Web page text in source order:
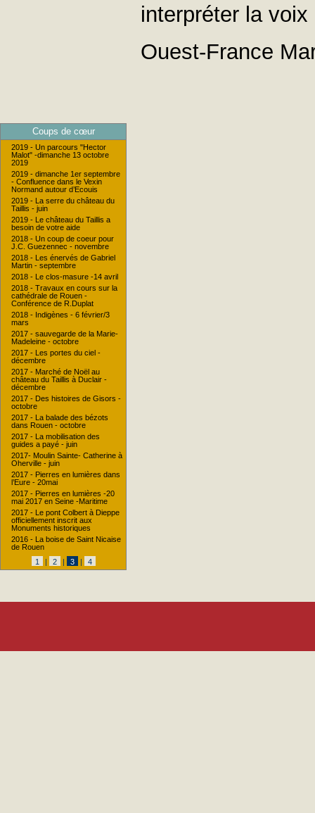
interpréter la
Ouest-France
Coups de cœur
2019 - Un parcours "Hector
Malot" -dimanche 13 octobre
2019
2019 - dimanche 1er septembre
- Confluence dans le Vexin
Normand autour d’Ecouis
2019 - La serre du château du
Taillis - juin
2019 - Le château du Taillis a
besoin de votre aide
2018 - Un coup de coeur pour
J.C. Guezennec - novembre
2018 - Les énervés de Gabriel
Martin - septembre
2018 - Le clos-masure -14 avril
2018 - Travaux en cours sur la
cathédrale de Rouen -
Conférence de R.Duplat
2018 - Indigènes - 6 février/3
mars
2017 - sauvegarde de la Marie-
Madeleine - octobre
2017 - Les portes du ciel -
décembre
2017 - Marché de Noël au
château du Taillis à Duclair -
décembre
2017 - Des histoires de Gisors -
octobre
2017 - La balade des bézots
dans Rouen - octobre
2017 - La mobilisation des
guides a payé - juin
2017- Moulin Sainte- Catherine à
Oherville - juin
2017 - Pierres en lumières dans
l’Eure - 20mai
2017 - Pierres en lumières -20
mai 2017 en Seine -Maritime
2017 - Le pont Colbert à Dieppe
officiellement inscrit aux
Monuments historiques
2016 - La boise de Saint Nicaise
de Rouen
1
| 2 | 3 | 4